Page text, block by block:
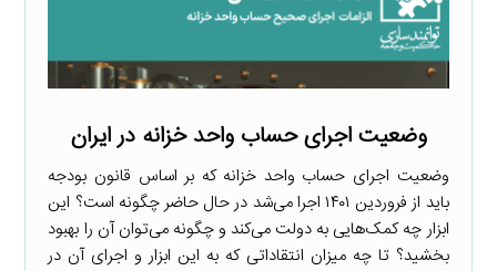
وضعیت اجرای حساب واحد خزانه در ایران
وضعیت اجرای حساب واحد خزانه که بر اساس قانون بودجه
باید از فروردین ۱۴۰۱ اجرا می‌شد در حال حاضر چگونه است؟ این
ابزار چه کمک‌هایی به دولت می‌کند و چگونه می‌توان آن را بهبود
بخشید؟ تا چه میزان انتقاداتی که به این ابزار و اجرای آن در